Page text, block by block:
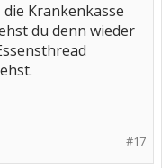
Krankenkasse
du denn wieder
#17